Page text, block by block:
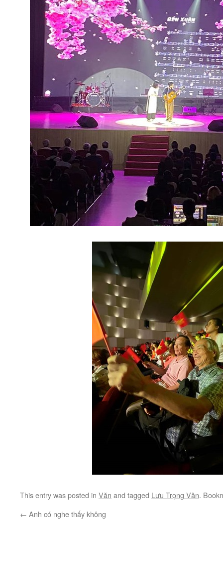
This entry was posted in Văn and tagged Lưu Trọng Văn.
← Anh có nghe thấy không